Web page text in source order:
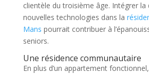
clientèle du troisième âge. Intégrer
nouvelles technologies dans la
Mans pourrait contribuer à
seniors.
Une résidence communautaire
En plus d’un appartement fonctionnel,